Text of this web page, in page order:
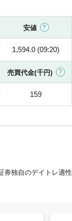
安値
1,594.0 (09:20)
売買代金(千円)
159
券独自のデイトレ適性